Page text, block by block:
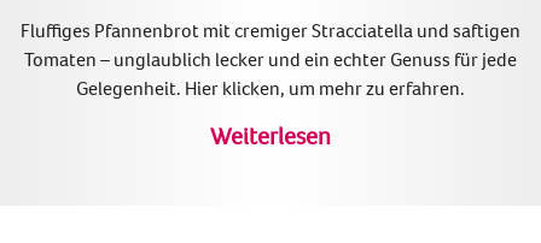
Fluffiges Pfannenbrot mit cremiger Stracciatella und saftigen
Tomaten – unglaublich lecker und ein echter Genuss für jede
Gelegenheit. Hier klicken, um mehr zu erfahren.
Weiterlesen